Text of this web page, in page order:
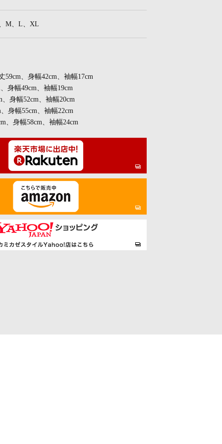
M、L、XL
59cm、身幅42cm、袖幅17cm
身幅49cm、袖幅19cm
身幅52cm、袖幅20cm
身幅55cm、袖幅22cm
、身幅58cm、袖幅24cm